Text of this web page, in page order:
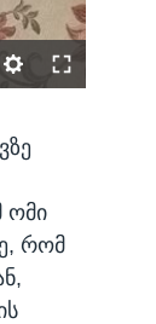
ომი
რომ